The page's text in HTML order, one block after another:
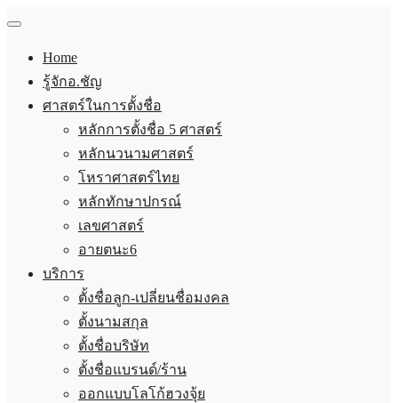
Home
รู้จักอ.ชัญ
ศาสตร์ในการตั้งชื่อ
หลักการตั้งชื่อ 5 ศาสตร์
หลักนวนามศาสตร์
โหราศาสตร์ไทย
หลักทักษาปกรณ์
เลขศาสตร์
อายตนะ6
บริการ
ตั้งชื่อลูก-เปลี่ยนชื่อมงคล
ตั้งนามสกุล
ตั้งชื่อบริษัท
ตั้งชื่อแบรนด์/ร้าน
ออกแบบโลโก้ฮวงจุ้ย